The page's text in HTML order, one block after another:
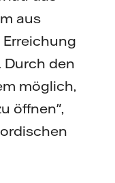
aus
Durch den
möglich,
öffnen",